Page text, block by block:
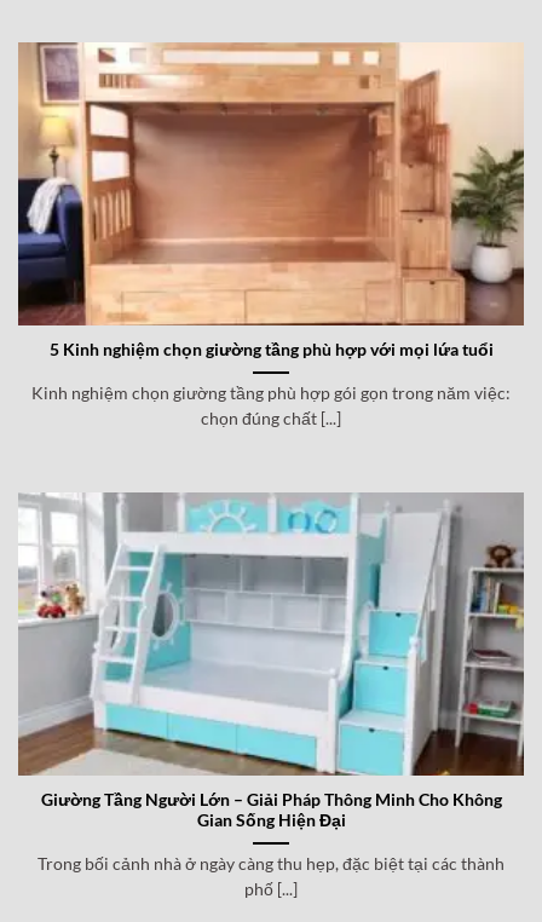
5 Kinh nghiệm chọn giường tầng phù hợp với mọi lứa tuổi
Kinh nghiệm chọn giường tầng phù hợp gói gọn trong năm việc:
chọn đúng chất [...]
Giường Tầng Người Lớn – Giải Pháp Thông Minh Cho Không
Gian Sống Hiện Đại
Trong bối cảnh nhà ở ngày càng thu hẹp, đặc biệt tại các thành
phố [...]